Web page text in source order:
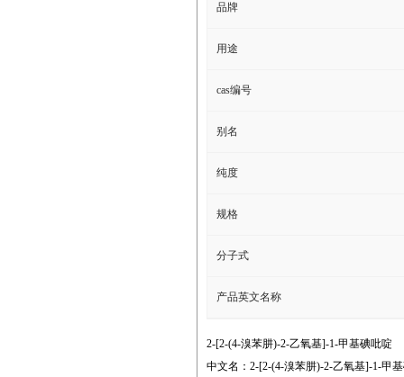
品牌
用途
cas编号
别名
纯度
规格
分子式
产品英文名称
2-[2-(4-溴苯肼)-2-乙氧基]-1-甲基碘吡啶
中文名：2-[2-(4-溴苯肼)-2-乙氧基]-1-甲